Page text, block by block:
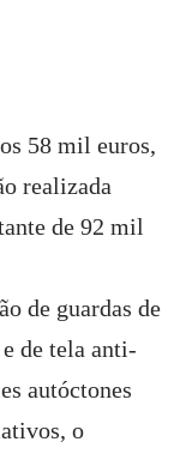
58 mil euros,
realizada
de 92 mil
de guardas de
de tela anti-
autóctones
o